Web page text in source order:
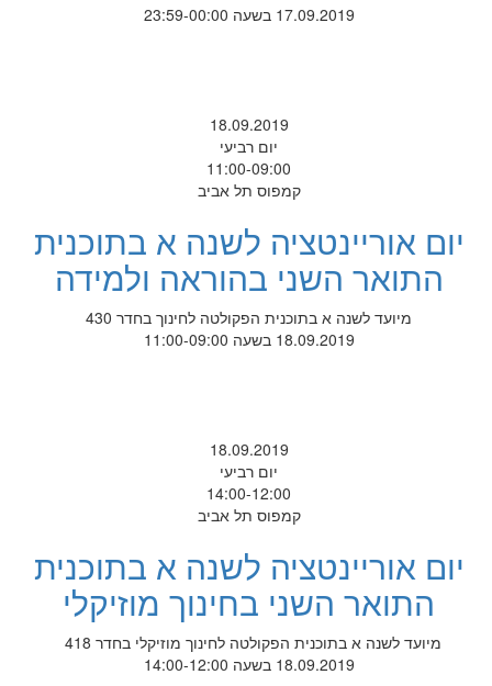
17.09.2019 בשעה 23:59-00:00
18.09.2019
יום רביעי
11:00-09:00
קמפוס תל אביב
יום אוריינטציה לשנה א בתוכנית
התואר השני בהוראה ולמידה
מיועד לשנה א בתוכנית הפקולטה לחינוך בחדר 430
18.09.2019 בשעה 11:00-09:00
18.09.2019
יום רביעי
14:00-12:00
קמפוס תל אביב
יום אוריינטציה לשנה א בתוכנית
התואר השני בחינוך מוזיקלי
מיועד לשנה א בתוכנית הפקולטה לחינוך מוזיקלי בחדר 418
18.09.2019 בשעה 14:00-12:00